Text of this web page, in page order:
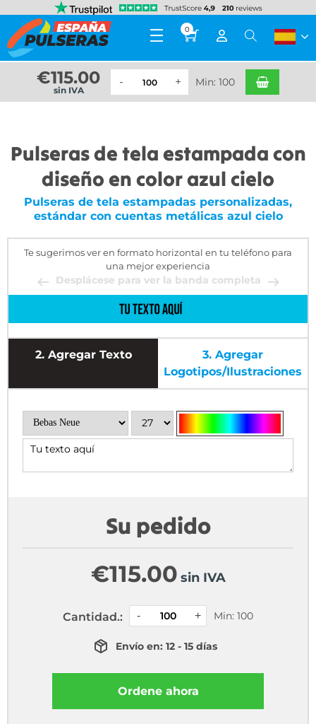
0
€115.00
sin IVA
Min: 100
Pulseras de tela estampada con
diseño en color azul cielo
Pulseras de tela estampadas personalizadas,
estándar con cuentas metálicas azul cielo
Te sugerimos ver en formato horizontal en tu teléfono para
una mejor experiencia
Desplácese para ver la banda completa
2. Agregar Texto 3. Agregar
Logotipos/ilustraciones
Su pedido
€115.00 sin IVA
Cantidad.: Min: 100
Envío en: 12 - 15 días
Ordene ahora